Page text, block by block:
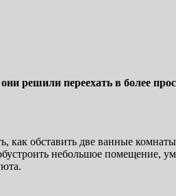
решили переехать в более
обставить две ванные
небольшое помещение,